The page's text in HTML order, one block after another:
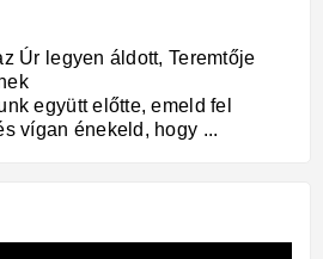
Úr legyen áldott, Teremtője
együtt előtte, emeld fel
vígan énekeld, hogy ...